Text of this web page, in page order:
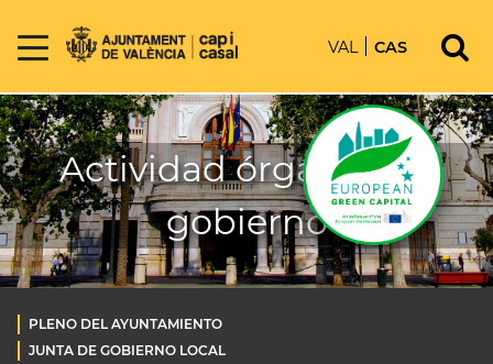
VAL CAS
Actividad órganos de
gobierno
PLENO DEL AYUNTAMIENTO
JUNTA DE GOBIERNO LOCAL